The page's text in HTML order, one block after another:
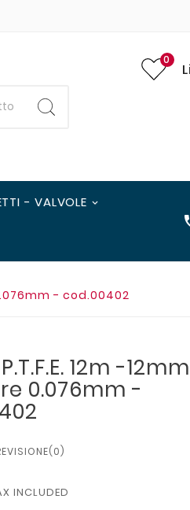
0
- VALVOLE
- cod.00402
12m -12mm
0.076mm -
INCLUDED